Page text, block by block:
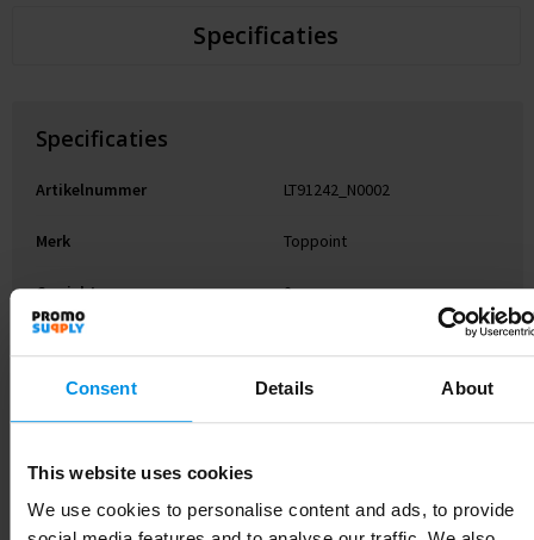
Consent Details About
This website uses cookies
We use cookies to personalise content and ads, to provide
Specificaties
Specificaties
Artikelnummer LT91242_N0002
Merk Toppoint
Gewicht 2 g
Kleur Zwart